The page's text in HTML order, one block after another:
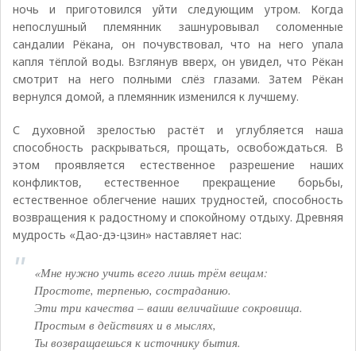
ночь и приготовился уйти следующим утром. Когда
непослушный племянник зашнуровывал соломенные
сандалии Рёкана, он почувствовал, что на него упала
капля тёплой воды. Взглянув вверх, он увидел, что Рёкан
смотрит на него полными слёз глазами. Затем Рёкан
вернулся домой, а племянник изменился к лучшему.
С духовной зрелостью растёт и углубляется наша
способность раскрываться, прощать, освобождаться. В
этом проявляется естественное разрешение наших
конфликтов, естественное прекращение борьбы,
естественное облегчение наших трудностей, способность
возвращения к радостному и спокойному отдыху. Древняя
мудрость «Дао-дэ-цзин» наставляет нас:
«Мне нужно учить всего лишь трём вещам:
Простоте, терпенью, состраданию.
Эти три качества – ваши величайшие сокровища.
Простым в действиях и в мыслях,
Ты возвращаешься к источнику бытия.